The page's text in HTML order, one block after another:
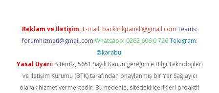
Reklam ve İletişim: E-mail: backlinkpaneli@gmail.com Teams:
forumhizmeti@gmail.com Whatsapp: 0262 606 0 726 Telegram:
@karabul
Yasal Uyarı: Sitemiz, 5651 Sayılı Kanun gereğince Bilgi Teknolojileri
ve İletişim Kurumu (BTK) tarafından onaylanmış bir Yer Sağlayıcı
olarak hizmet vermektedir. Bu nedenle, sitedeki içerikleri proaktif